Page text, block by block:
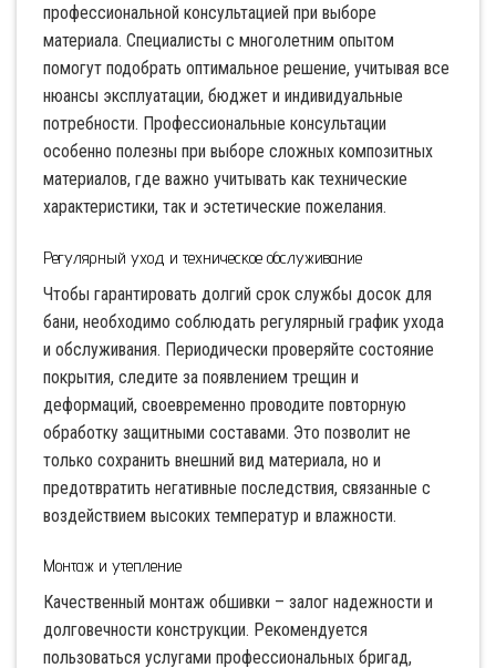
профессиональной консультацией при выборе
материала. Специалисты с многолетним опытом
помогут подобрать оптимальное решение, учитывая все
нюансы эксплуатации, бюджет и индивидуальные
потребности. Профессиональные консультации
особенно полезны при выборе сложных композитных
материалов, где важно учитывать как технические
характеристики, так и эстетические пожелания.
Регулярный уход и техническое обслуживание
Чтобы гарантировать долгий срок службы досок для
бани, необходимо соблюдать регулярный график ухода
и обслуживания. Периодически проверяйте состояние
покрытия, следите за появлением трещин и
деформаций, своевременно проводите повторную
обработку защитными составами. Это позволит не
только сохранить внешний вид материала, но и
предотвратить негативные последствия, связанные с
воздействием высоких температур и влажности.
Монтаж и утепление
Качественный монтаж обшивки – залог надежности и
долговечности конструкции. Рекомендуется
пользоваться услугами профессиональных бригад,